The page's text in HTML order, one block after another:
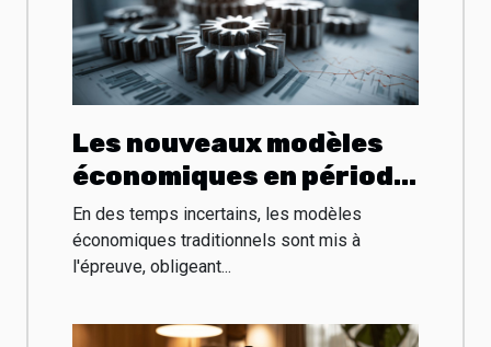
Les nouveaux modèles
économiques en période
de crise adaptation et
succès
En des temps incertains, les modèles
économiques traditionnels sont mis à
l'épreuve, obligeant...